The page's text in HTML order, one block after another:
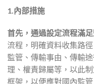
1.內部措施
首先，通過設定流程滿足
流程，明確資料收集路
監管、傳輸事由、傳輸
理、權責歸屬等，以此
框架，以便應對國內監